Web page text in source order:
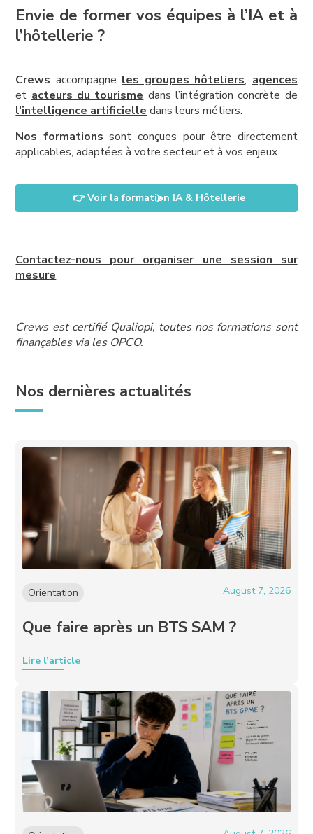
Envie de former vos équipes à l’IA et à
l’hôtellerie ?
Crews accompagne les groupes hôteliers, agences
et acteurs du tourisme dans l’intégration concrète de
l’intelligence artificielle dans leurs métiers.
Nos formations sont conçues pour être directement
applicables, adaptées à votre secteur et à vos enjeux.
👉 Voir la formation IA & Hôtellerie
Contactez-nous pour organiser une session sur
mesure
Crews est certifié Qualiopi, toutes nos formations sont
finançables via les OPCO.
Nos dernières actualités
Orientation August 7, 2026
Que faire après un BTS SAM ?
Lire l’article